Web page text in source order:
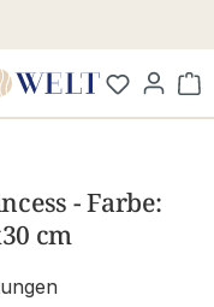
- Farbe:
cm